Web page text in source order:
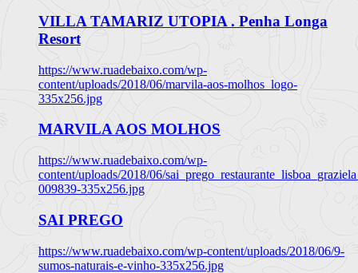
VILLA TAMARIZ UTOPIA . Penha Longa
Resort
https://www.ruadebaixo.com/wp-
content/uploads/2018/06/marvila-aos-molhos_logo-
335x256.jpg
MARVILA AOS MOLHOS
https://www.ruadebaixo.com/wp-
content/uploads/2018/06/
009839-335x256.jpg
SAI PREGO
https://www.ruadebaixo.com/wp-content/uploads/2018/06/9-
sumos-naturais-e-vinho-335x256.jpg